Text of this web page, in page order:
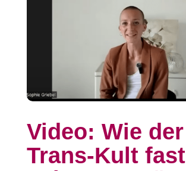
Video: Wie der
Trans-Kult